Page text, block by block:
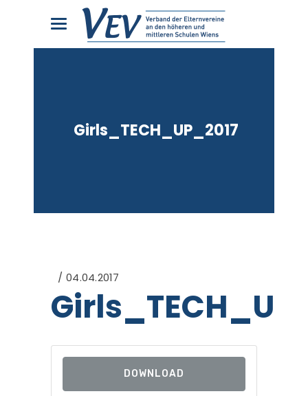
Girls_TECH_UP_2017
04.04.2017
DOWNLOAD